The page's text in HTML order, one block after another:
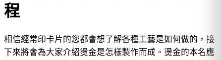
程
相信經常印卡片的您都會想了解各種工藝是如何做的，接
下來將會為大家介紹燙金是怎樣製作而成。燙金的本名應